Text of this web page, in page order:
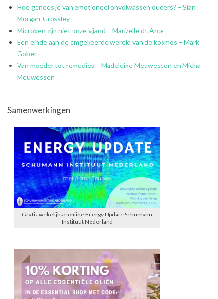
Hoe genees je van emotioneel onvolwassen ouders? – Sian
Morgan-Crossley
Microben zijn niet onze vijand – Marizelle dr. Arce
Een einde aan de omgekeerde wereld van de kosmos – Mark
Gober
Van moeder tot remedies – Madeleine Meuwessen en Micha
Meuwessen
Samenwerkingen
Gratis wekelijkse online Energy Update Schumann
Instituut Nederland